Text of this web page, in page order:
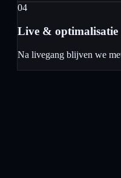
04
Live & optimalisatie
Na livegang blijven we